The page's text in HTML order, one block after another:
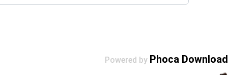
Powered by Phoca Download